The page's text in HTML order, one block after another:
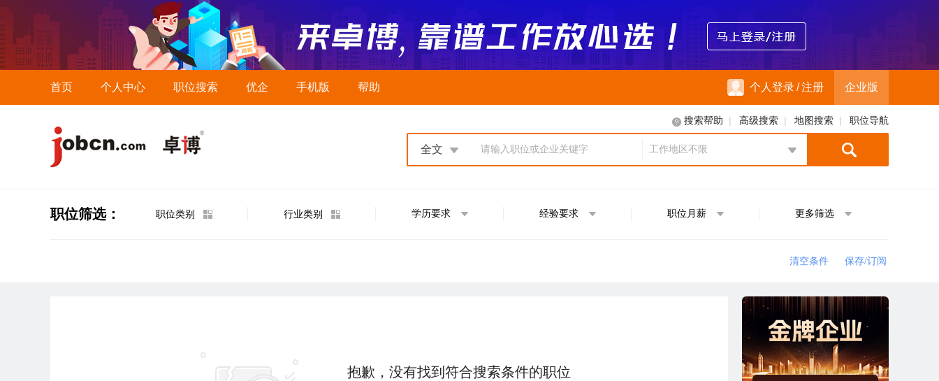
首页 个人中心 职位搜索 优企 手机版 帮助 个人登录/注册 企业版
搜索帮助 | 高级搜索 | 地图搜索 | 职位导航
请输入职位或企业关键字
全文 工作地区不限
职位筛选： 职位类别 行业类别 学历要求 经验要求 职位月薪 更多筛选
清空条件 保存/订阅
抱歉，没有找到符合搜索条件的职位